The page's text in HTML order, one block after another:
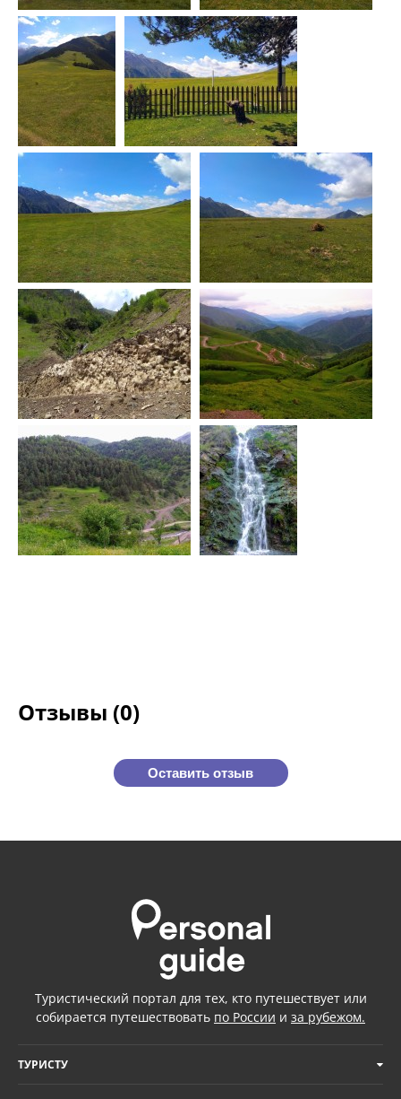
Отзывы (0)
Оставить отзыв
Туристический портал для тех, кто путешествует или
собирается путешествовать по России и за рубежом.
ТУРИСТУ